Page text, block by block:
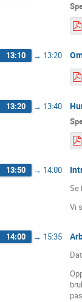
13:10 → 13:20
13:20 → 13:40
13:50 → 14:00
Se
Vi
14:00 → 15:35